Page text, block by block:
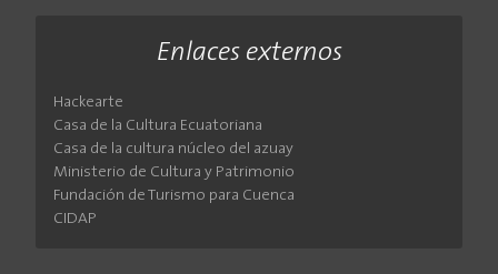
Enlaces externos
Hackearte
Casa de la Cultura Ecuatoriana
Casa de la cultura núcleo del azuay
Ministerio de Cultura y Patrimonio
Fundación de Turismo para Cuenca
CIDAP